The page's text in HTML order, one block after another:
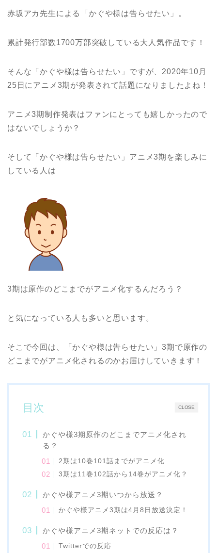
赤坂アカ先生による「かぐや様は告らせたい」。
累計発行部数1700万部突破している大人気作品です！
そんな「かぐや様は告らせたい」ですが、2020年10月
25日にアニメ3期が発表されて話題になりましたよね！
アニメ3期制作発表はファンにとっても嬉しかったので
はないでしょうか？
そして「かぐや様は告らせたい」アニメ3期を楽しみに
している人は
3期は原作のどこまでがアニメ化するんだろう？
と気になっている人も多いと思います。
そこで今回は、「かぐや様は告らせたい」3期で原作の
どこまでがアニメ化されるのかお届けしていきます！
CLOSE
目次
かぐや様3期原作のどこまでアニメ化され
る？
2期は10巻101話までがアニメ化
3期は11巻102話から14巻がアニメ化？
かぐや様アニメ3期いつから放送？
かぐや様アニメ3期は4月8日放送決定！
かぐや様アニメ3期ネットでの反応は？
Twitterでの反応